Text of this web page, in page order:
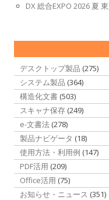
DX 総合EXPO 2026 夏
デスクトップ製品 (275)
システム製品 (364)
構造化文書 (503)
スキャナ保存 (249)
e-文書法 (278)
製品ナビゲータ (18)
使用方法・利用例 (147)
PDF活用 (209)
Office活用 (75)
お知らせ・ニュース (351)